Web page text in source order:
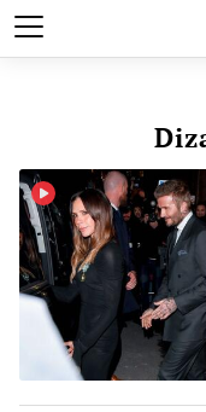
POZNATI MODA I